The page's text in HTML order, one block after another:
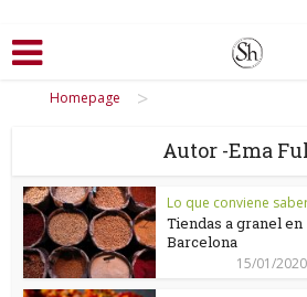
Homepage
>
Autor -Ema
Lo que conviene
Tiendas a granel en
Barcelona
15/01/2020